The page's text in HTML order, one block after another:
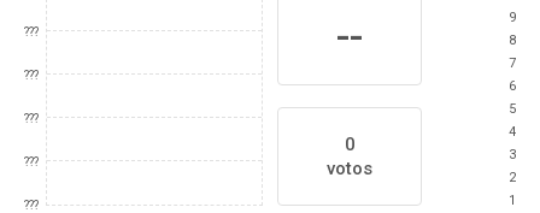
???
???
???
???
???
--
0
votos
9
8
7
6
5
4
3
2
1